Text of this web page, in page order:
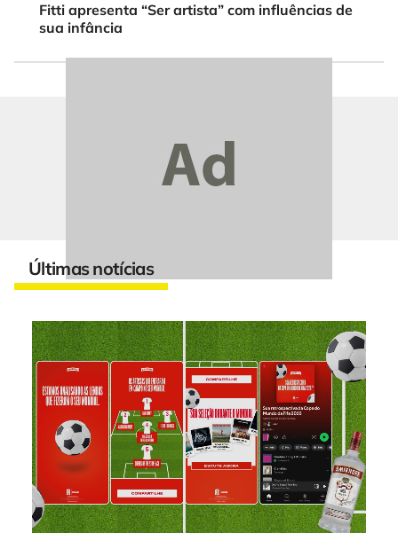
Fitti apresenta “Ser artista” com influências de
sua infância
Últimas notícias